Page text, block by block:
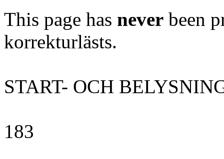
This page has never been
korrekturlästs.
START- OCH
183